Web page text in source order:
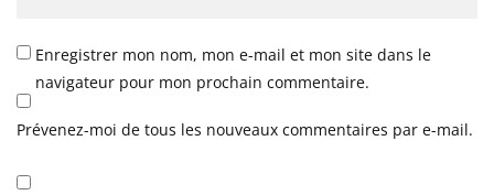
Enregistrer mon nom, mon e-mail et mon site dans le
navigateur pour mon prochain commentaire.
Prévenez-moi de tous les nouveaux commentaires par e-mail.